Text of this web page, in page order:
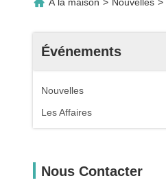
Événements
Nouvelles
Les Affaires
Nous Contacter